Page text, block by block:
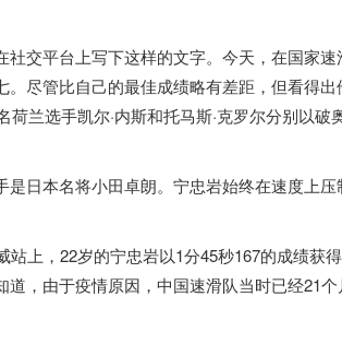
平台上写下这样的文字。今天，在国家速
。尽管比自己的最佳成绩略有差距，但看得
荷兰选手凯尔·内斯和托马斯·克罗尔分别以破
日本名将小田卓朗。宁忠岩始终在速度上压
上，22岁的宁忠岩以1分45秒167的成绩获
，由于疫情原因，中国速滑队当时已经21